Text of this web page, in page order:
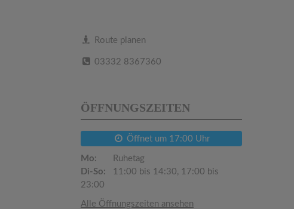
Route planen
03332 8367360
ÖFFNUNGSZEITEN
Öffnet um 17:00 Uhr
Mo:
Ruhetag
Di-So:
11:00 bis 14:30, 17:00 bis
23:00
Alle Öffnungszeiten ansehen